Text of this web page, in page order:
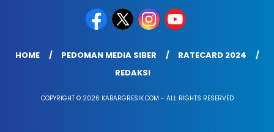
HOME PEDOMAN MEDIA SIBER
RATECARD 2024
REDAKSI
COPYRIGHT © 2026 KABARGRESIK.COM - ALL RIGHTS RESERVED